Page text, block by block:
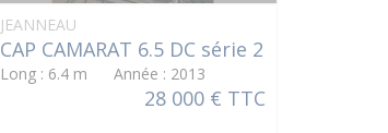
JEANNEAU
CAP CAMARAT 6.5 DC série 2
Long : 6.4 m Année : 2013
28 000 € TTC